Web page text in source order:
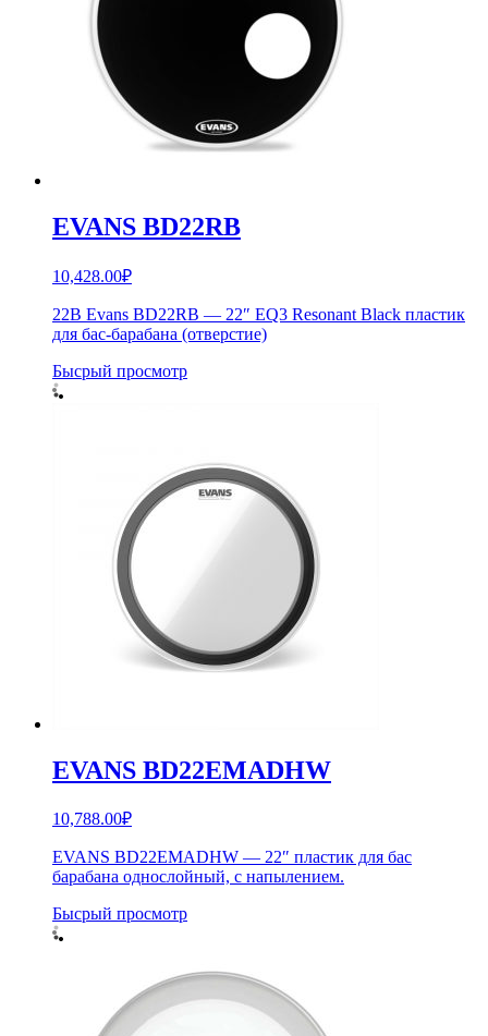
EVANS BD22RB
10,428.00₽
22B Evans BD22RB — 22″ EQ3 Resonant Black пластик
для бас-барабана (отверстие)
Бысрый просмотр
EVANS BD22EMADHW
10,788.00₽
EVANS BD22EMADHW — 22″ пластик для бас
барабана однослойный, с напылением.
Бысрый просмотр